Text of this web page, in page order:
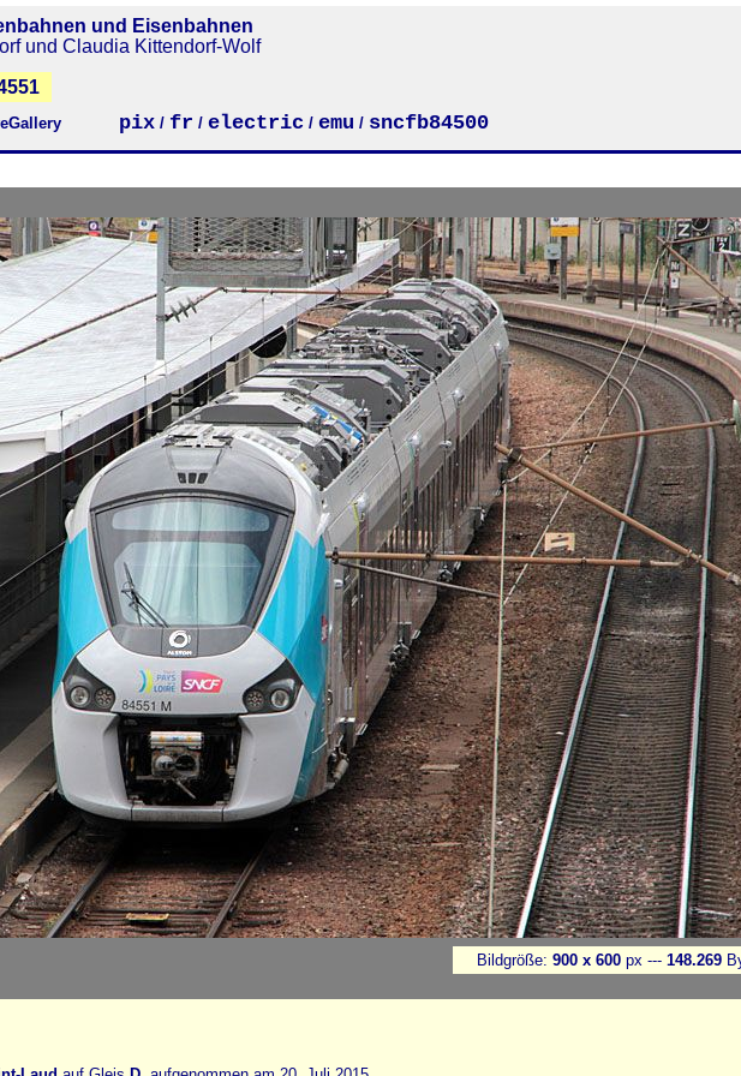
und Eisenbahnen
und Claudia Kittendorf-Wolf
pix / fr / electric / emu / sncfb84500
Bildgröße: 900 x 600 px --- 148.269